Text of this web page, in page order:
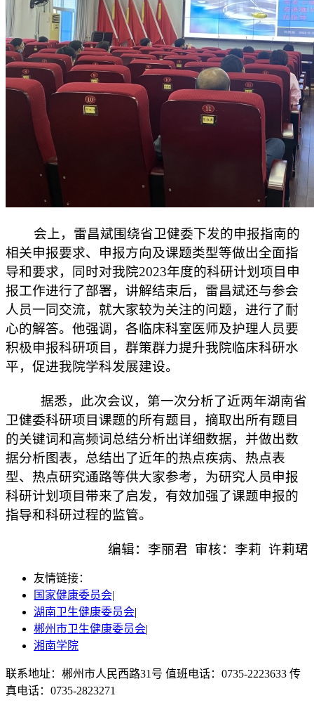
会上，雷昌斌围绕省卫健委下发的申报指南的
相关申报要求、申报方向及课题类型等做出全面指
导和要求，同时对我院2023年度的科研计划项目申
报工作进行了部署，讲解结束后，雷昌斌还与参会
人员一同交流，就大家较为关注的问题，进行了耐
心的解答。他强调，各临床科室医师及护理人员要
积极申报科研项目，群策群力提升我院临床科研水
平，促进我院学科发展建设。
据悉，此次会议，第一次分析了近两年湖南省
卫健委科研项目课题的所有题目，摘取出所有题目
的关键词和高频词总结分析出详细数据，并做出数
据分析图表，总结出了近年的热点疾病、热点表
型、热点研究通路等供大家参考，为研究人员申报
科研计划项目带来了启发，有效加强了课题申报的
指导和科研过程的监管。
编辑：李丽君 审核：李莉 许莉珺
友情链接：
国家健康委员会|
湖南卫生健康委员会|
郴州市卫生健康委员会|
湘南学院
联系地址：郴州市人民西路31号 值班电话：0735-2223633 传
真电话：0735-2823271